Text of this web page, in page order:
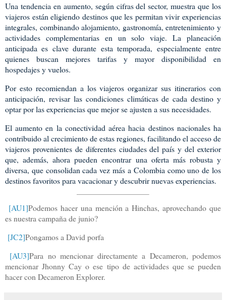
Una tendencia en aumento, según cifras del sector, muestra que los
viajeros están eligiendo destinos que les permitan vivir experiencias
integrales, combinando alojamiento, gastronomía, entretenimiento y
actividades complementarias en un solo viaje. La planeación
anticipada es clave durante esta temporada, especialmente entre
quienes buscan mejores tarifas y mayor disponibilidad en
hospedajes y vuelos.
Por esto recomiendan a los viajeros organizar sus itinerarios con
anticipación, revisar las condiciones climáticas de cada destino y
optar por las experiencias que mejor se ajusten a sus necesidades.
El aumento en la conectividad aérea hacia destinos nacionales ha
contribuido al crecimiento de estas regiones, facilitando el acceso de
viajeros provenientes de diferentes ciudades del país y del exterior
que, además, ahora pueden encontrar una oferta más robusta y
diversa, que consolidan cada vez más a Colombia como uno de los
destinos favoritos para vacacionar y descubrir nuevas experiencias.
[AU1]Podemos hacer una mención a Hinchas, aprovechando que
es nuestra campaña de junio?
[JC2]Pongamos a David porfa
[AU3]Para no mencionar directamente a Decameron, podemos
mencionar Jhonny Cay o ese tipo de actividades que se pueden
hacer con Decameron Explorer.